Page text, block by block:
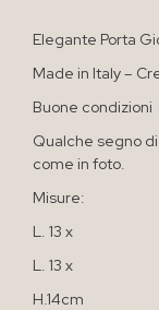
Elegante Porta
Made in Italy –
Buone condizioni
Qualche segno
come in foto.
Misure:
L. 13 x
L. 13 x
H.14cm